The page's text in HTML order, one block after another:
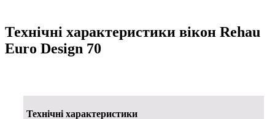
Технічні характеристики вікон Rehau
Euro Design 70
Технічні характеристики